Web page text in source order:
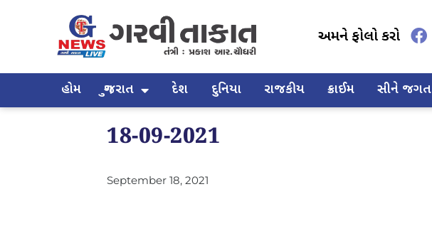
અમને ફોલો કરો
હોમ ગુજરાત દેશ દુનિયા રાજકીય ક્રાઈમ સીને જગત
18-09-2021
September 18, 2021